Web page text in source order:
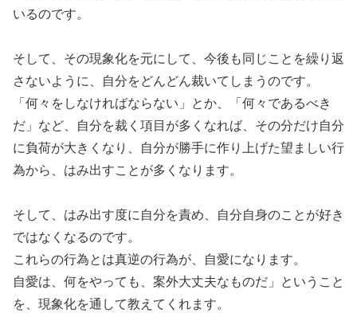
いるのです。
そして、その現象化を元にして、今後も同じことを繰り返
さないように、自分をどんどん裁いてしまうのです。
「何々をしなければならない」とか、「何々であるべき
だ」など、自分を裁く項目が多くなれば、その分だけ自分
に負荷が大きくなり、自分が勝手に作り上げた望ましい行
為から、はみ出すことが多くなります。
そして、はみ出す度に自分を責め、自分自身のことが好き
ではなくなるのです。
これらの行為とは真逆の行為が、自愛になります。
自愛は、何をやっても、案外大丈夫なものだ」ということ
を、現象化を通して教えてくれます。